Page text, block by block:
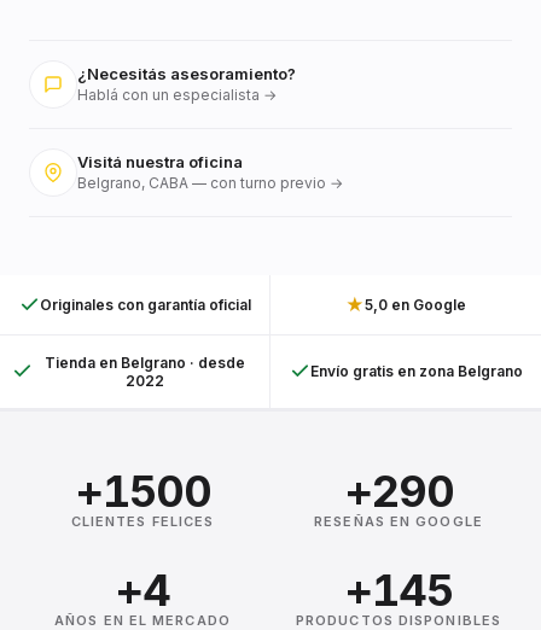
¿Necesitás asesoramiento?
Hablá con un especialista →
Visitá nuestra oficina
Belgrano, CABA — con turno previo →
Originales con garantía oficial ★5,0 en Google
Tienda en Belgrano · desde
2022
Envío gratis en zona Belgrano
+1500
CLIENTES FELICES
+290
RESEÑAS EN GOOGLE
+4
AÑOS EN EL MERCADO
+145
PRODUCTOS DISPONIBLES